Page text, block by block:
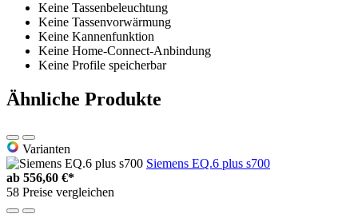
Keine Tassenbeleuchtung
Keine Tassenvorwärmung
Keine Kannenfunktion
Keine Home-Connect-Anbindung
Keine Profile speicherbar
Ähnliche Produkte
Varianten
Siemens EQ.6 plus s700
ab 556,60 €*
58 Preise vergleichen